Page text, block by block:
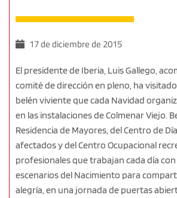
17 de diciembre de 2015
El presidente de Iberia, Luis Gallego,
comité de dirección en pleno, ha
belén viviente que cada Navidad
en las instalaciones de Colmenar Viejo.
Residencia de Mayores, del Centro de
afectados y del Centro Ocupacional
profesionales que trabajan cada día
escenarios del Nacimiento para
alegría, en una jornada de puertas